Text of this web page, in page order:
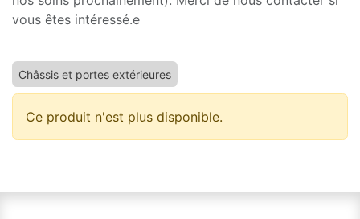
vous êtes intéressé.e
Châssis et portes extérieures
Ce produit n'est plus disponible.